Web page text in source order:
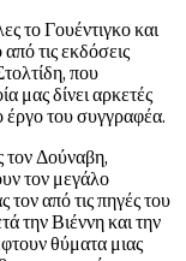
το Γουέντιγκο και
τις εκδόσεις
που
μας δίνει αρκετές
έργο του συγγραφέα.
τον Δούναβη,
τον μεγάλο
από τις πηγές του
την Βιέννη και την
θύματα μιας